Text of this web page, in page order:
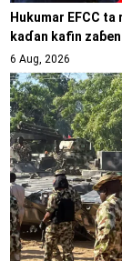
Hukumar EFCC
kaɗan kafin
6 Aug, 2026